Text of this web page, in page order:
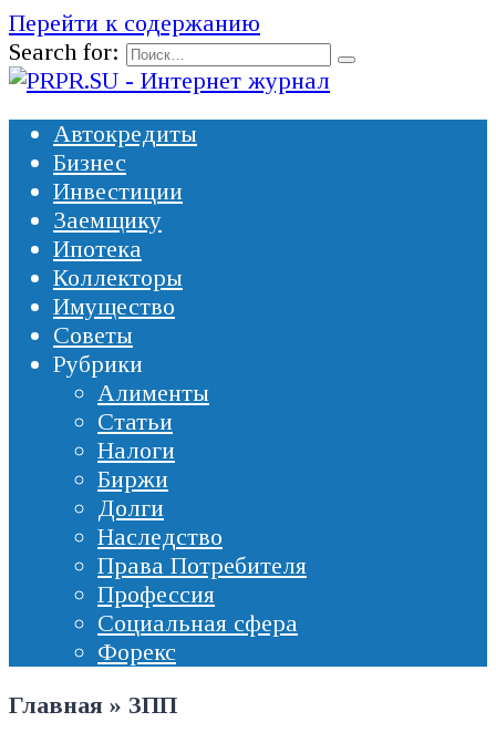
Перейти к содержанию
Search for:
Автокредиты
Бизнес
Инвестиции
Заемщику
Ипотека
Коллекторы
Имущество
Советы
Рубрики
Алименты
Статьи
Налоги
Биржи
Долги
Наследство
Права Потребителя
Профессия
Социальная сфера
Форекс
Главная » ЗПП